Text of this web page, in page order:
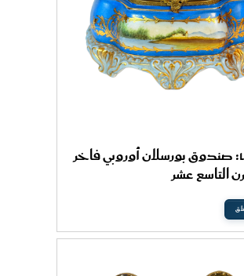
Lot-001: صندوق بورسلان أوروبي فاخر
التاسع عشر